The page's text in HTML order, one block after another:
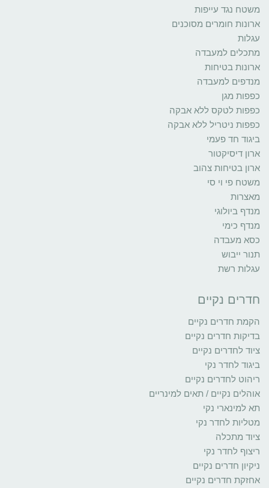
משטח נגד עייפות
ארונות חומרים מסוכנים
עגלות
מתכלים למעבדה
ארונות בטיחות
מנדפים למעבדה
כפפות מגן
כפפות לטקס ללא אבקה
כפפות ניטריל ללא אבקה
ביגוד חד פעמי
ארון דיסיקטור
ארון בטיחות צהוב
משטח פי וי סי
מאצרות
מנדף ביולוגי
מנדף כימי
כסא מעבדה
תנור ייבוש
עגלות רשת
חדרים נקיים
הקמת חדרים נקיים
בדיקות חדרים נקיים
ציוד לחדרים נקיים
ביגוד לחדר נקי
ריהוט לחדרים נקיים
אוהלים נקיים / תאים למינריים
תא למינארי נקי
מטליות לחדר נקי
ציוד מתכלה
ריצוף לחדר נקי
ניקיון חדרים נקיים
אחזקת חדרים נקיים